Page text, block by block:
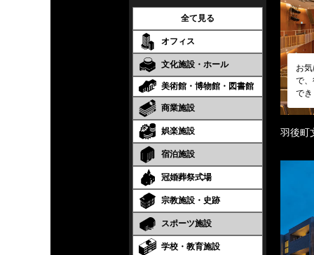
全て見る
オフィス
文化施設・ホール
美術館・博物館・図書館
商業施設
娯楽施設
宿泊施設
冠婚葬祭式場
宗教施設・史跡
スポーツ施設
学校・教育施設
お
で
で
羽後